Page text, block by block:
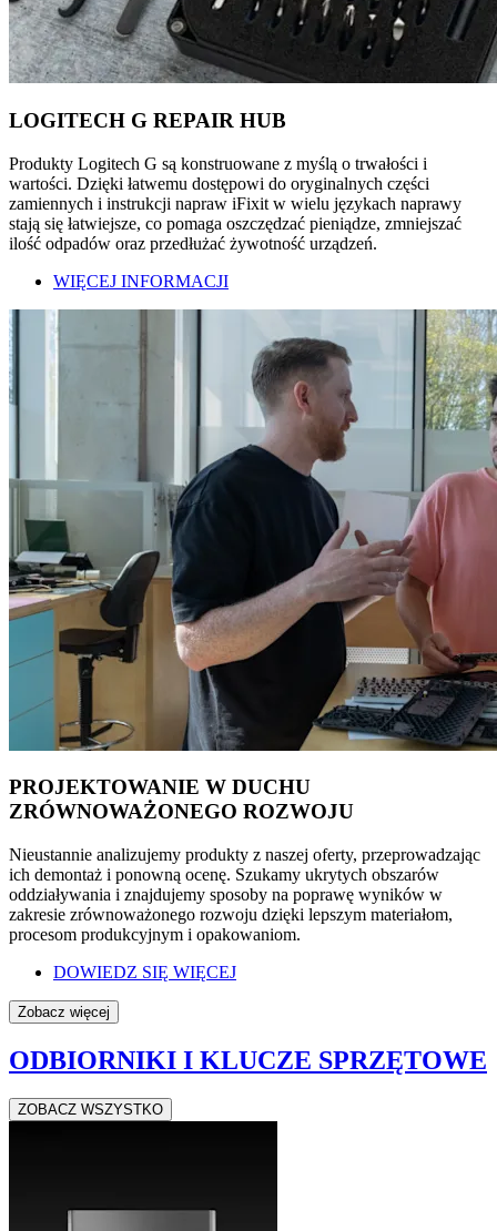
LOGITECH G REPAIR HUB
Produkty Logitech G są konstruowane z myślą o trwałości i
wartości. Dzięki łatwemu dostępowi do oryginalnych części
zamiennych i instrukcji napraw iFixit w wielu językach naprawy
stają się łatwiejsze, co pomaga oszczędzać pieniądze, zmniejszać
ilość odpadów oraz przedłużać żywotność urządzeń.
WIĘCEJ INFORMACJI
PROJEKTOWANIE W DUCHU
ZRÓWNOWAŻONEGO ROZWOJU
Nieustannie analizujemy produkty z naszej oferty, przeprowadzając
ich demontaż i ponowną ocenę. Szukamy ukrytych obszarów
oddziaływania i znajdujemy sposoby na poprawę wyników w
zakresie zrównoważonego rozwoju dzięki lepszym materiałom,
procesom produkcyjnym i opakowaniom.
DOWIEDZ SIĘ WIĘCEJ
Zobacz więcej
ODBIORNIKI I KLUCZE SPRZĘTOWE
ZOBACZ WSZYSTKO